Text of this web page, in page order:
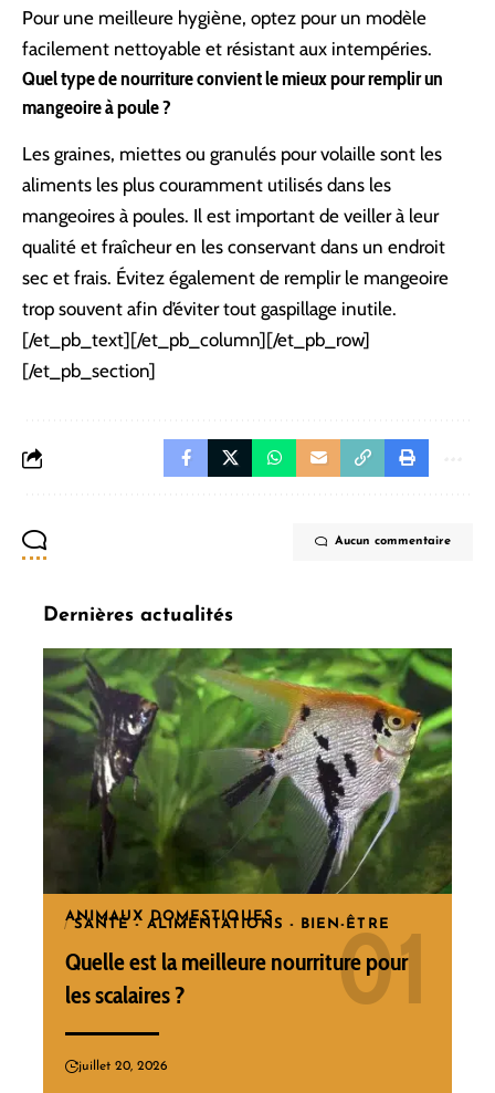
Pour une meilleure hygiène, optez pour un modèle
facilement nettoyable et résistant aux intempéries.
Quel type de nourriture convient le mieux pour remplir un
mangeoire à poule ?
Les graines, miettes ou granulés pour volaille sont les
aliments les plus couramment utilisés dans les
mangeoires à poules. Il est important de veiller à leur
qualité et fraîcheur en les conservant dans un endroit
sec et frais. Évitez également de remplir le mangeoire
trop souvent afin d’éviter tout gaspillage inutile.
[/et_pb_text][/et_pb_column][/et_pb_row]
[/et_pb_section]
Aucun commentaire
Dernières actualités
ANIMAUX DOMESTIQUES
SANTÉ - ALIMENTATIONS - BIEN-ÊTRE
Quelle est la meilleure nourriture pour
les scalaires ?
juillet 20, 2026